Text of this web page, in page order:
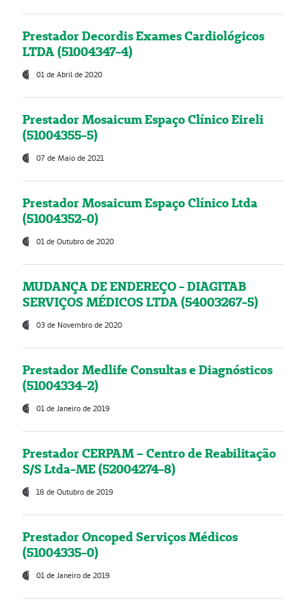
Prestador Decordis Exames Cardiológicos
LTDA (51004347-4)
01 de Abril de 2020
Prestador Mosaicum Espaço Clínico Eireli
(51004355-5)
07 de Maio de 2021
Prestador Mosaicum Espaço Clínico Ltda
(51004352-0)
01 de Outubro de 2020
MUDANÇA DE ENDEREÇO - DIAGITAB
SERVIÇOS MÉDICOS LTDA (54003267-5)
03 de Novembro de 2020
Prestador Medlife Consultas e Diagnósticos
(51004334-2)
01 de Janeiro de 2019
Prestador CERPAM – Centro de Reabilitação
S/S Ltda-ME (52004274-8)
18 de Outubro de 2019
Prestador Oncoped Serviços Médicos
(51004335-0)
01 de Janeiro de 2019